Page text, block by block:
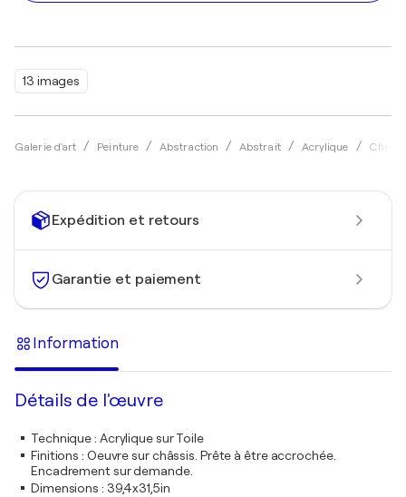
13 images
Galerie d'art Peinture Abstraction Abstrait Acrylique
Expédition et retours
Garantie et paiement
Information
Détails de l'œuvre
Technique: Acrylique sur Toile
Finitions : Oeuvre sur châssis. Prête à être accrochée.
Encadrement sur demande.
Dimensions : 39,4x31,5in